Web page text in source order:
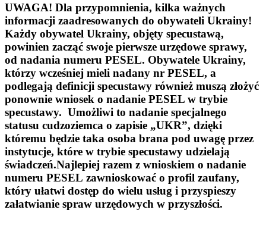
UWAGA! Dla przypomnienia, kilka ważnych
informacji zaadresowanych do obywateli Ukrainy!
Każdy obywatel Ukrainy, objęty specustawą,
powinien zacząć swoje pierwsze urzędowe sprawy,
od nadania numeru PESEL. Obywatele Ukrainy,
którzy wcześniej mieli nadany nr PESEL, a
podlegają definicji specustawy również muszą złożyć
ponownie wniosek o nadanie PESEL w trybie
specustawy. Umożliwi to nadanie specjalnego
statusu cudzoziemca o zapisie „UKR”, dzięki
któremu będzie taka osoba brana pod uwagę przez
instytucje, które w trybie specustawy udzielają
świadczeń.Najlepiej razem z wnioskiem o nadanie
numeru PESEL zawnioskować o profil zaufany,
który ułatwi dostęp do wielu usług i przyspieszy
załatwianie spraw urzędowych w przyszłości.